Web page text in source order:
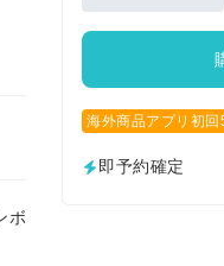
ボ
海外商品アプリ初
即予約確定